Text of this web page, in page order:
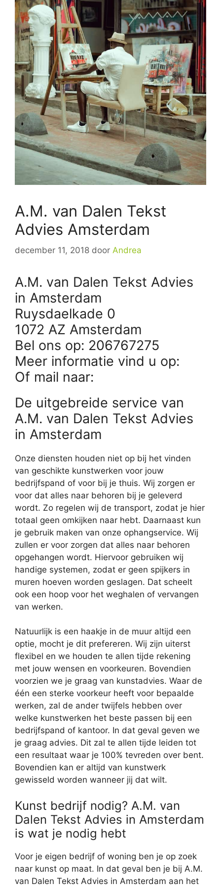
A.M. van Dalen Tekst
Advies Amsterdam
december 11, 2018 door Andrea
A.M. van Dalen Tekst Advies
in Amsterdam
Ruysdaelkade 0
1072 AZ Amsterdam
Bel ons op: 206767275
Meer informatie vind u op:
Of mail naar:
De uitgebreide service van
A.M. van Dalen Tekst Advies
in Amsterdam
Onze diensten houden niet op bij het vinden
van geschikte kunstwerken voor jouw
bedrijfspand of voor bij je thuis. Wij zorgen er
voor dat alles naar behoren bij je geleverd
wordt. Zo regelen wij de transport, zodat je hier
totaal geen omkijken naar hebt. Daarnaast kun
je gebruik maken van onze ophangservice. Wij
zullen er voor zorgen dat alles naar behoren
opgehangen wordt. Hiervoor gebruiken wij
handige systemen, zodat er geen spijkers in
muren hoeven worden geslagen. Dat scheelt
ook een hoop voor het weghalen of vervangen
van werken.
Natuurlijk is een haakje in de muur altijd een
optie, mocht je dit prefereren. Wij zijn uiterst
flexibel en we houden te allen tijde rekening
met jouw wensen en voorkeuren. Bovendien
voorzien we je graag van kunstadvies. Waar de
één een sterke voorkeur heeft voor bepaalde
werken, zal de ander twijfels hebben over
welke kunstwerken het beste passen bij een
bedrijfspand of kantoor. In dat geval geven we
je graag advies. Dit zal te allen tijde leiden tot
een resultaat waar je 100% tevreden over bent.
Bovendien kan er altijd van kunstwerk
gewisseld worden wanneer jij dat wilt.
Kunst bedrijf nodig? A.M. van
Dalen Tekst Advies in Amsterdam
is wat je nodig hebt
Voor je eigen bedrijf of woning ben je op zoek
naar kunst op maat. In dat geval ben je bij A.M.
van Dalen Tekst Advies in Amsterdam aan het